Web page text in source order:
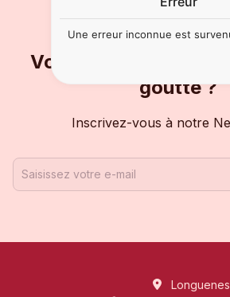
Vous ne voulez pas
goutte ?
Inscrivez-vous à notre
Une erreur inconnue est